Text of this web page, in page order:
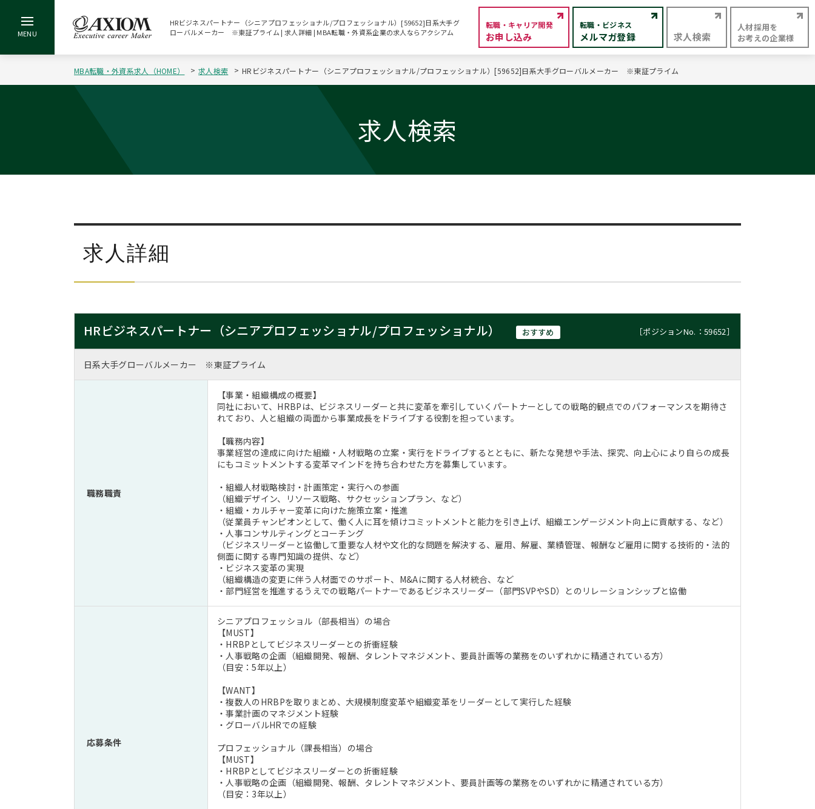
HRビジネスパートナー（シニアプロフェッショナル/プロフェッショナル）[59652]日系大手グ
ローバルメーカー ※東証プライム | 求人詳細 | MBA転職・外資系企業の求人ならアクシアム
転職・キャリア開発
お申し込み
転職・ビジネス
メルマガ登録 求人検索
人材採用を
お考えの企業様
MBA転職・外資系求人（HOME） 求人検索 HRビジネスパートナー（シニアプロフェッショナル/プロフェッショナル）[59652]日系大手グローバルメーカー ※東証プライム
求人検索
求人詳細
HRビジネスパートナー（シニアプロフェッショナル/プロフェッショナル） おすすめ ［ポジションNo.：59652］
日系大手グローバルメーカー ※東証プライム
職務職責
【事業・組織構成の概要】
同社において、HRBPは、ビジネスリーダーと共に変革を牽引していくパートナーとしての戦略的観点でのパフォーマンスを期待さ
れており、人と組織の両面から事業成長をドライブする役割を担っています。
【職務内容】
事業経営の達成に向けた組織・人材戦略の立案・実行をドライブするとともに、新たな発想や手法、探究、向上心により自らの成長
にもコミットメントする変革マインドを持ち合わせた方を募集しています。
・組織人材戦略検討・計画策定・実行への参画
（組織デザイン、リソース戦略、サクセッションプラン、など）
・組織・カルチャー変革に向けた施策立案・推進
（従業員チャンピオンとして、働く人に耳を傾けコミットメントと能力を引き上げ、組織エンゲージメント向上に貢献する、など）
・人事コンサルティングとコーチング
（ビジネスリーダーと協働して重要な人材や文化的な問題を解決する、雇用、解雇、業績管理、報酬など雇用に関する技術的・法的
側面に関する専門知識の提供、など）
・ビジネス変革の実現
（組織構造の変更に伴う人材面でのサポート、M&Aに関する人材統合、など
・部門経営を推進するうえでの戦略パートナーであるビジネスリーダー（部門SVPやSD）とのリレーションシップと協働
応募条件
シニアプロフェッショル（部長相当）の場合
【MUST】
・HRBPとしてビジネスリーダーとの折衝経験
・人事戦略の企画（組織開発、報酬、タレントマネジメント、要員計画等の業務をのいずれかに精通されている方）
（目安：5年以上）
【WANT】
・複数人のHRBPを取りまとめ、大規模制度変革や組織変革をリーダーとして実行した経験
・事業計画のマネジメント経験
・グローバルHRでの経験
プロフェッショナル（課長相当）の場合
【MUST】
・HRBPとしてビジネスリーダーとの折衝経験
・人事戦略の企画（組織開発、報酬、タレントマネジメント、要員計画等の業務をのいずれかに精通されている方）
（目安：3年以上）